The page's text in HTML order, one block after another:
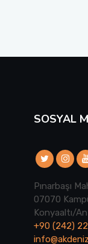
SOSYAL
Pınarbaşı
07070
Konyaaltı/
+90 (242)